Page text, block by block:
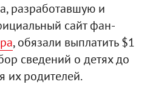
разработавшую и
сайт фан-
, обязали выплатить $1
сведений о детях до
их родителей.